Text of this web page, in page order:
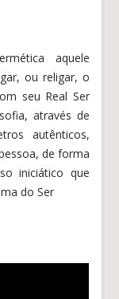
aquele
ou religar, o
seu Real Ser
através de
autênticos,
de forma
iniciático que
do Ser